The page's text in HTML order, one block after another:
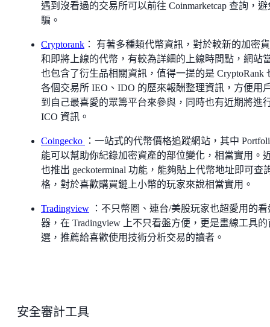
遇到沒看過的交易所可以前往 Coinmarketcap 查詢，
騙。
Cryptorank ： 有著多種類代幣資訊，對於較新的加密
和即將上線的代幣，有較為詳細的上線時間點，網站
也包含了衍生品相關資訊，值得一提的是 CryptoRank
各個交易所 IEO、IDO 的歷來報酬整理資訊，方便用
到自己最喜愛的眾籌平台來參與，同時也有近期將進
ICO 資訊。
Coingecko
：一站式的代幣價格追蹤網站，其中
能可以幫助你紀錄加密資產的部位變化，相當實用。
也推出 geckoterminal 功能，能夠貼上代幣地址即可查
格，對於喜歡購買鏈上小幣的玩家來說相當實用。
Tradingview ：不只幣圈、連台/美股玩家也超愛用的看
器，在 Tradingview 上不只看盤方便，更是畫線工具的
選，推薦給喜歡使用技術分析交易的讀者。
安全審計工具